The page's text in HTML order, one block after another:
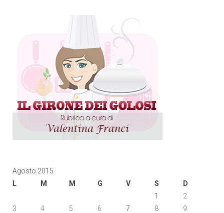
Agosto 2015
L
M M G V S
D
1
2
3
4 5 6 7 8
9